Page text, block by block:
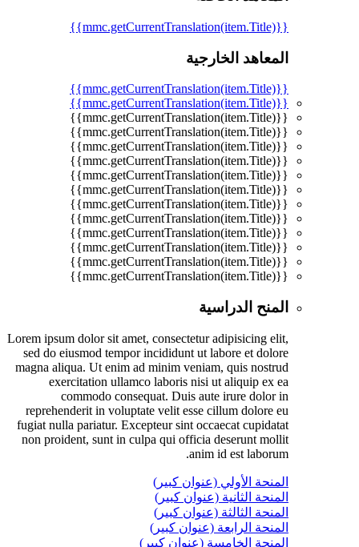
{{mmc.getCurrentTranslation(item.Title)}}
المعاهد الخارجية
{{mmc.getCurrentTranslation(item.Title)}}
{{mmc.getCurrentTranslation(item.Title)}}
{{mmc.getCurrentTranslation(item.Title)}}
{{mmc.getCurrentTranslation(item.Title)}}
{{mmc.getCurrentTranslation(item.Title)}}
{{mmc.getCurrentTranslation(item.Title)}}
{{mmc.getCurrentTranslation(item.Title)}}
{{mmc.getCurrentTranslation(item.Title)}}
{{mmc.getCurrentTranslation(item.Title)}}
{{mmc.getCurrentTranslation(item.Title)}}
{{mmc.getCurrentTranslation(item.Title)}}
{{mmc.getCurrentTranslation(item.Title)}}
{{mmc.getCurrentTranslation(item.Title)}}
{{mmc.getCurrentTranslation(item.Title)}}
المنح الدراسية
Lorem ipsum dolor sit amet, consectetur adipisicing elit,
sed do eiusmod tempor incididunt ut labore et dolore
magna aliqua. Ut enim ad minim veniam, quis nostrud
exercitation ullamco laboris nisi ut aliquip ex ea
commodo consequat. Duis aute irure dolor in
reprehenderit in voluptate velit esse cillum dolore eu
fugiat nulla pariatur. Excepteur sint occaecat cupidatat
non proident, sunt in culpa qui officia deserunt mollit
anim id est laborum.
المنحة الأولي (عنوان كبير)
المنحة الثانية (عنوان كبير)
المنحة الثالثة (عنوان كبير)
المنحة الرابعة (عنوان كبير)
المنحة الخامسة (عنوان كبير)